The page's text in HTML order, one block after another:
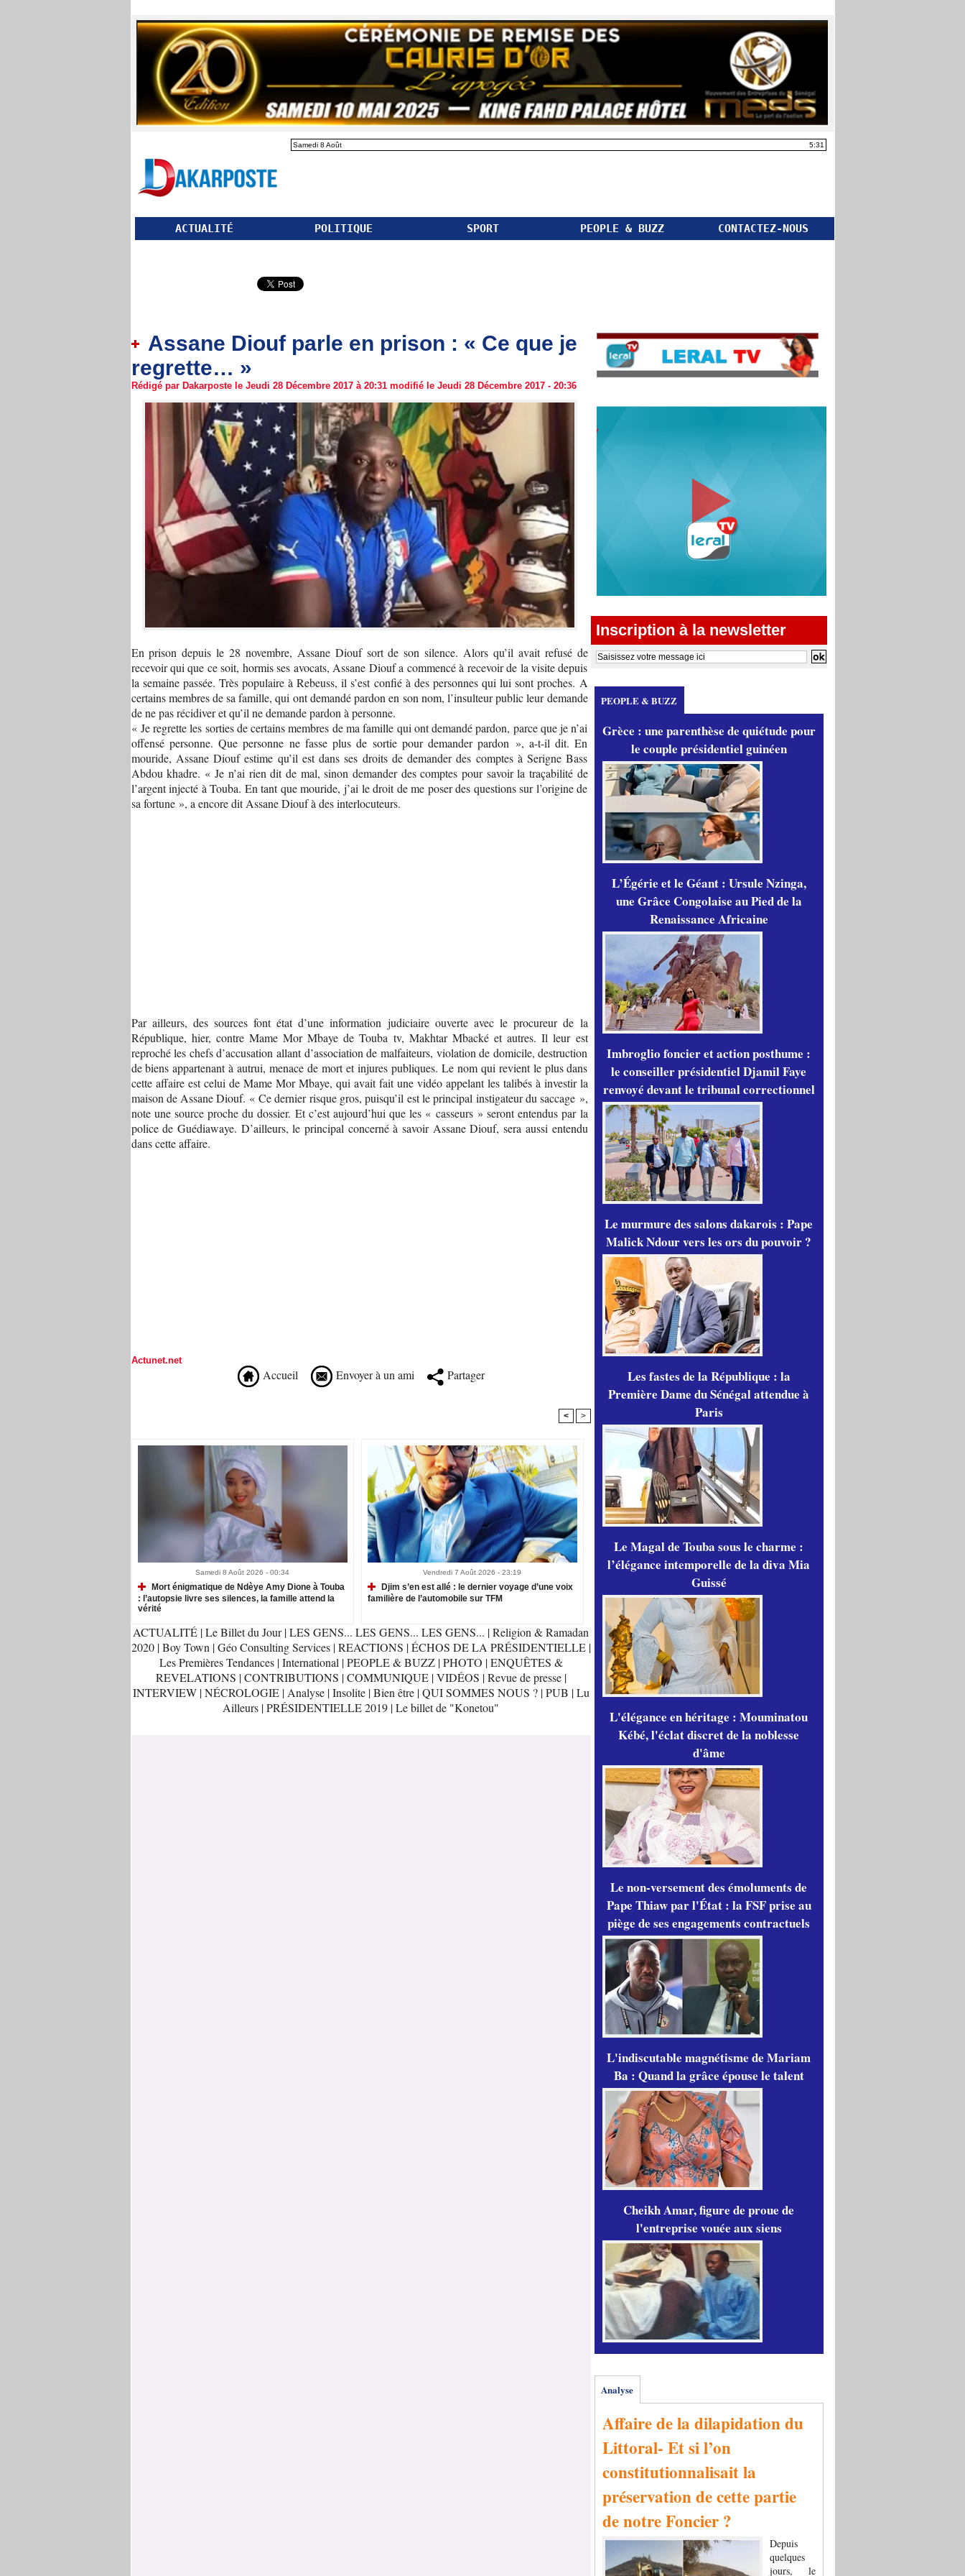
Samedi 8 Août 5:31
ACTUALITÉ POLITIQUE SPORT PEOPLE & BUZZ CONTACTEZ-NOUS
Assane Diouf parle en prison : « Ce que je
regrette… »
Rédigé par Dakarposte le Jeudi 28 Décembre 2017 à 20:31 modifié le Jeudi 28 Décembre 2017 - 20:36
En prison depuis le 28 novembre, Assane Diouf sort de son silence. Alors qu’il avait refusé de
recevoir qui que ce soit, hormis ses avocats, Assane Diouf a commencé à recevoir de la visite depuis
la semaine passée. Très populaire à Rebeuss, il s’est confié à des personnes qui lui sont proches. A
certains membres de sa famille, qui ont demandé pardon en son nom, l’insulteur public leur demande
de ne pas récidiver et qu’il ne demande pardon à personne.
« Je regrette les sorties de certains membres de ma famille qui ont demandé pardon, parce que je n’ai
offensé personne. Que personne ne fasse plus de sortie pour demander pardon », a-t-il dit. En
mouride, Assane Diouf estime qu’il est dans ses droits de demander des comptes à Serigne Bass
Abdou khadre. « Je n’ai rien dit de mal, sinon demander des comptes pour savoir la traçabilité de
l’argent injecté à Touba. En tant que mouride, j’ai le droit de me poser des questions sur l’origine de
sa fortune », a encore dit Assane Diouf à des interlocuteurs.
Par ailleurs, des sources font état d’une information judiciaire ouverte avec le procureur de la
République, hier, contre Mame Mor Mbaye de Touba tv, Makhtar Mbacké et autres. Il leur est
reproché les chefs d’accusation allant d’association de malfaiteurs, violation de domicile, destruction
de biens appartenant à autrui, menace de mort et injures publiques. Le nom qui revient le plus dans
cette affaire est celui de Mame Mor Mbaye, qui avait fait une vidéo appelant les talibés à investir la
maison de Assane Diouf. « Ce dernier risque gros, puisqu’il est le principal instigateur du saccage »,
note une source proche du dossier. Et c’est aujourd’hui que les « casseurs » seront entendus par la
police de Guédiawaye. D’ailleurs, le principal concerné à savoir Assane Diouf, sera aussi entendu
dans cette affaire.
Actunet.net
Accueil Envoyer à un ami Partager
< >
Samedi 8 Août 2026 - 00:34
Mort énigmatique de Ndèye Amy Dione à Touba
: l’autopsie livre ses silences, la famille attend la
vérité
Vendredi 7 Août 2026 - 23:19
Djim s’en est allé : le dernier voyage d’une voix
familière de l’automobile sur TFM
ACTUALITÉ |Le Billet du Jour |LES GENS... LES GENS... LES GENS... |Religion & Ramadan
2020 |Boy Town |Géo Consulting Services |REACTIONS |ÉCHOS DE LA PRÉSIDENTIELLE |
Les Premières Tendances |International |PEOPLE & BUZZ |PHOTO |ENQUÊTES &
REVELATIONS |CONTRIBUTIONS |COMMUNIQUE |VIDÉOS |Revue de presse |
INTERVIEW |NÉCROLOGIE |Analyse |Insolite |Bien être |QUI SOMMES NOUS ? |PUB |Lu
Ailleurs |PRÉSIDENTIELLE 2019 |Le billet de "Konetou"
Inscription à la newsletter
PEOPLE & BUZZ
Grèce : une parenthèse de quiétude pour
le couple présidentiel guinéen
L’Égérie et le Géant : Ursule Nzinga,
une Grâce Congolaise au Pied de la
Renaissance Africaine
Imbroglio foncier et action posthume :
le conseiller présidentiel Djamil Faye
renvoyé devant le tribunal correctionnel
Le murmure des salons dakarois : Pape
Malick Ndour vers les ors du pouvoir ?
Les fastes de la République : la
Première Dame du Sénégal attendue à
Paris
Le Magal de Touba sous le charme :
l’élégance intemporelle de la diva Mia
Guissé
L'élégance en héritage : Mouminatou
Kébé, l'éclat discret de la noblesse
d'âme
Le non-versement des émoluments de
Pape Thiaw par l'État : la FSF prise au
piège de ses engagements contractuels
L'indiscutable magnétisme de Mariam
Ba : Quand la grâce épouse le talent
Cheikh Amar, figure de proue de
l'entreprise vouée aux siens
Analyse
Affaire de la dilapidation du
Littoral- Et si l’on
constitutionnalisait la
préservation de cette partie
de notre Foncier ?
Depuis
quelques
jours, le